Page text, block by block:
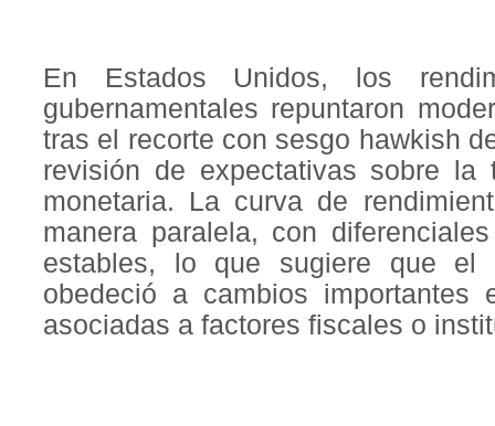
En Estados Unidos, los
gubernamentales repuntaron
tras el recorte con sesgo hawkish
revisión de expectativas sobre la
monetaria. La curva de
manera paralela, con
estables, lo que sugiere que el
obedeció a cambios
asociadas a factores fiscales o